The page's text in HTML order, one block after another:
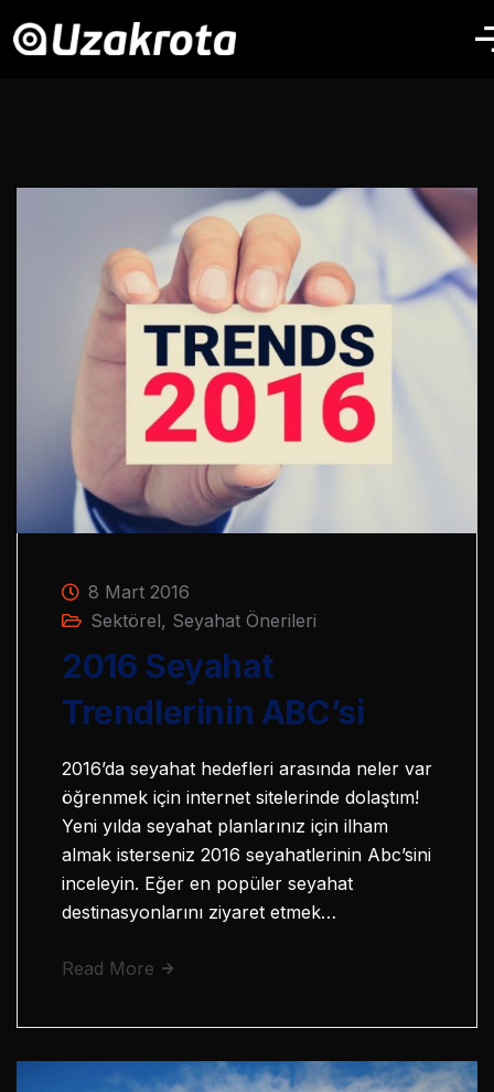
8 Mart 2016
Sektörel, Seyahat Önerileri
2016 Seyahat
Trendlerinin ABC’si
2016’da seyahat hedefleri arasında neler var
öğrenmek için internet sitelerinde dolaştım!
Yeni yılda seyahat planlarınız için ilham
almak isterseniz 2016 seyahatlerinin Abc’sini
inceleyin. Eğer en popüler seyahat
destinasyonlarını ziyaret etmek…
Read More